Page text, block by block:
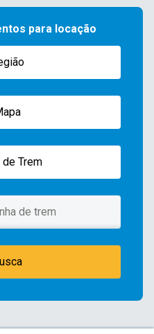
para locação
de Trem